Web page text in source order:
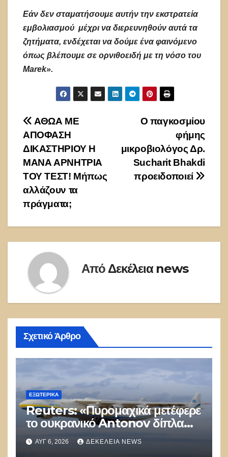
Εάν δεν σταματήσουμε αυτήν την εκστρατεία
εμβολιασμού μέχρι να διερευνηθούν αυτά τα
ζητήματα, ενδέχεται να δούμε ένα φαινόμενο
όπως βλέπουμε σε ορνιθοειδή με τη νόσο του
Marek».
Πλοήγηση
άρθρων
Ο παγκοσμίου
φήμης
μικροβιολόγος Δρ.
Sucharit Bhakdi
προειδοποιεί
ΑΘΩΑ ΜΕ
ΑΠΟΦΑΣΗ
ΔΙΚΑΣΤΗΡΙΟΥ Η
ΜΑΝΑ ΑΡΝΗΤΡΙΑ
ΤΟΥ ΤΕΣΤ! Μήπως
αλλάζουν τα
πράγματα;
Από Δεκέλεια news
Σχετικό Άρθρο
ΕΞΩΤΕΡΙΚΑ
Reuters: «Πυρομαχικά μετέφερε
το ουκρανικό Antonov δίπλα
στο οποίο βρέθηκε το drone στη
Λειψία»
ΑΥΓ 6, 2026 ΔΕΚΈΛΕΙΑ NEWS